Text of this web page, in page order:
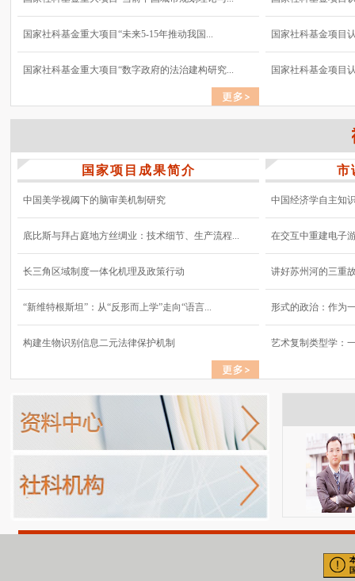
国家社科基金重大项目“未来5-15年推动我国...
国家社科基金重大项目“数字政府的法治建构研究...
国家社科基金项目
国家社科基金项目
国家项目成果简介
中国美学视阈下的脑审美机制研究
底比斯与拜占庭地方丝绸业：技术细节、生产流程...
长三角区域制度一体化机理及政策行动
“新维特根斯坦”：从“反形而上学”走向“语言...
构建生物识别信息二元法律保护机制
市
中国经济学自主知
在交互中重建电子
讲好苏州河的三重
形式的政治：作为
艺术复制类型学：